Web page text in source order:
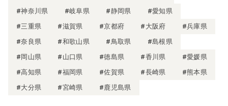
#神奈川県
#岐阜県 #静岡県
#愛知県
#三重県
#滋賀県 #京都府 #大阪府
#兵庫県
#奈良県
#和歌山県 #鳥取県
#島根県
#岡山県
#山口県 #徳島県 #香川県
#愛媛県
#高知県
#福岡県 #佐賀県 #長崎県
#熊本県
#大分県
#宮崎県 #鹿児島県